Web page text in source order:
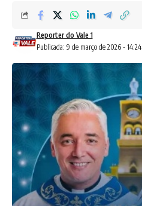
Publicada: 9 de março de 2026 - 14:24
Reporter do Vale 1